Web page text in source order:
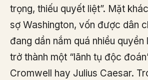
trọng, thiếu quyết liệt”. Mặt
sợ Washington, vốn được dân
đang dần nắm quá nhiều
trở thành một “lãnh tụ độc
Cromwell hay Julius Caesar.